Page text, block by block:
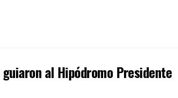
al Hipódromo Presidente